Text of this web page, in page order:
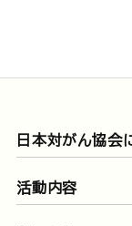
日本対がん協会
活動内容